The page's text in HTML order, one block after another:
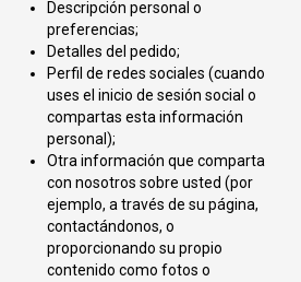
Descripción personal o
preferencias;
Detalles del pedido;
Perfil de redes sociales (cuando
uses el inicio de sesión social o
compartas esta información
personal);
Otra información que comparta
con nosotros sobre usted (por
ejemplo, a través de su página,
contactándonos, o
proporcionando su propio
contenido como fotos o